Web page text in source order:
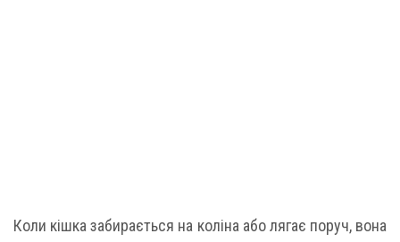
Коли кішка забирається на коліна або лягає поруч, вона